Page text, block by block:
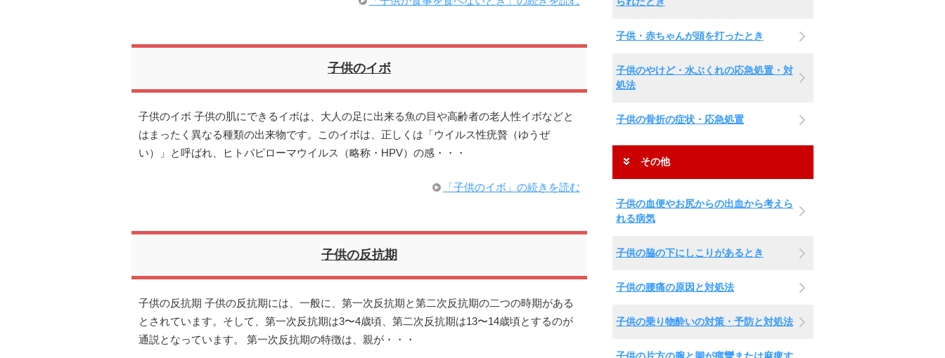
子供のイボ
子供のイボ 子供の肌にできるイボは、大人の足に出来る魚の目や高齢者の老人性イボなどと
はまったく異なる種類の出来物です。このイボは、正しくは「ウイルス性疣贅（ゆうぜ
い）」と呼ばれ、ヒトパピローマウイルス（略称・HPV）の感・・・
「子供のイボ」の続きを読む
子供の反抗期
子供の反抗期 子供の反抗期には、一般に、第一次反抗期と第二次反抗期の二つの時期がある
とされています。そして、第一次反抗期は3〜4歳頃、第二次反抗期は13〜14歳頃とするのが
通説となっています。 第一次反抗期の特徴は、親が・・・
子供・赤ちゃんが頭を打ったとき
子供のやけど・水ぶくれの応急処置・対
処法
子供の骨折の症状・応急処置
その他
子供の血便やお尻からの出血から考えら
れる病気
子供の脇の下にしこりがあるとき
子供の腰痛の原因と対処法
子供の乗り物酔いの対策・予防と対処法